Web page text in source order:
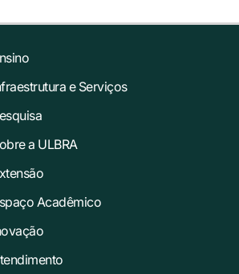
e Serviços
a ULBRA
Acadêmico